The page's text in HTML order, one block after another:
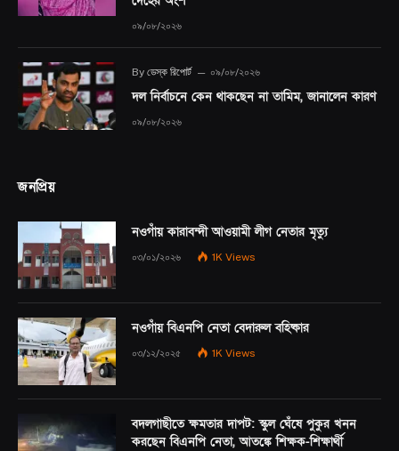
০৯/০৮/২০২৬
By ডেস্ক রিপোর্ট ০৯/০৮/২০২৬
দল নির্বাচনে কেন থাকছেন না তামিম, জানালেন কারণ
০৯/০৮/২০২৬
জনপ্রিয়
নওগাঁয় কারাবন্দী আওয়ামী লীগ নেতার মৃত্যু
০৩/০১/২০২৬ 1K Views
নওগাঁয় বিএনপি নেতা বেদারুল বহিষ্কার
০৩/১২/২০২৫ 1K Views
বদলগাছীতে ক্ষমতার দাপট: স্কুল ঘেঁষে পুকুর খনন
করছেন বিএনপি নেতা, আতঙ্কে শিক্ষক-শিক্ষার্থী